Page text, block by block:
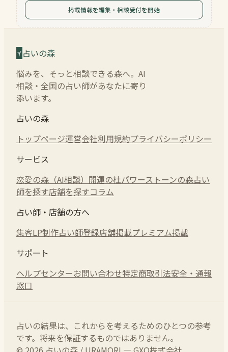
掲載情報を編集・相談受付を開始
占いの森
悩みを、そっと相談できる森へ。AI
相談・全国の占い師があなたに寄り
添います。
占いの森
トップページ運営会社利用規約プライバシーポリシー
サービス
恋愛の森（AI相談） 開運の杜パワーストーンの森占い
師を探す店舗を探すコラム
占い師・店舗の方へ
集客LP制作占い師登録店舗掲載プレミアム掲載
サポート
ヘルプセンターお問い合わせ特定商取引法安全・通報
窓口
占いの結果は、これからを考えるためのひとつの参考
です。将来を保証するものではありません。